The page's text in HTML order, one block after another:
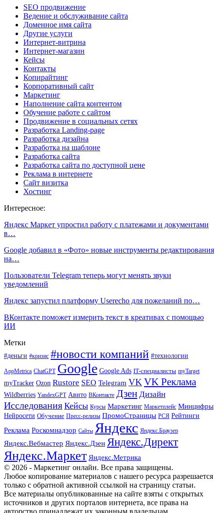
SEO продвижение
Ведение и обслуживание сайта
Доменное имя сайта
Другие услуги
Интернет-витрина
Интернет-магазин
Кейсы
Контакты
Копирайтинг
Корпоративный сайт
Маркетинг
Наполнение сайта контентом
Обучение работе с сайтом
Продвижение в социальных сетях
Разработка Landing-page
Разработка дизайна
Разработка на шаблоне
Разработка сайта
Разработка сайта по доступной цене
Реклама в интернете
Сайт визитка
Хостинг
Интересное:
Яндекс Маркет упростил работу с платежами и документами
в…
Google добавил в «Фото» новые инструменты редактирования
на…
Пользователи Telegram теперь могут менять звуки
уведомлений
Яндекс запустил платформу Userecho для пожеланий по…
ВКонтакте поможет измерить текст в креативах с помощью
ИИ
Метки
#деньги #кризис #новости компаний #технологии
AppMetrica ChatGPT Google Google Ads IT-специалисты myTarget
myTracker Ozon Rustore SEO Telegram VK VK Реклама
Wildberries YandexGPT Авито ВКонтакте Дзен Дизайн
Исследования Кейсы Курсы Маркетинг Маркетплейс Минцифры
Нейросети Обучение Пресс-релизы ПромоСтраницы РСЯ Рейтинги
Реклама Роскомнадзор Сайты Яндекс Яндекс.Браузер
Яндекс.Вебмастер Яндекс.Дзен Яндекс.Директ
Яндекс.Маркет Яндекс.Метрика
© 2026 - Маркетинг онлайн. Все права защищены.
Любое копирование материалов с нашего ресурса разрешается
только с обратной активной ссылкой на страницу статьи.
Все материалы опубликованные на сайте взяты с открытых
источников и других порталов интернета, все права на
авторство принадлежат их законным владельцам.